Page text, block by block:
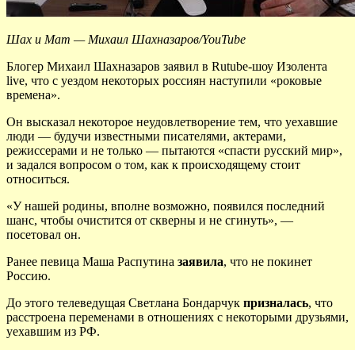
Шах и Мат — Михаил Шахназаров/YouTube
Блогер Михаил Шахназаров заявил в Rutube-шоу Изолента
live, что с уездом некоторых россиян наступили «роковые
времена».
Он высказал некоторое неудовлетворение тем, что уехавшие
люди — будучи известными писателями, актерами,
режиссерами и не только — пытаются «спасти русский мир»,
и задался вопросом о том, как к происходящему стоит
относиться.
«У нашей родины, вполне возможно, появился последний
шанс, чтобы очистится от скверны и не сгинуть», —
посетовал он.
Ранее певица Маша Распутина заявила, что не покинет
Россию.
До этого телеведущая Светлана Бондарчук призналась, что
расстроена переменами в отношениях с некоторыми друзьями,
уехавшим из РФ.